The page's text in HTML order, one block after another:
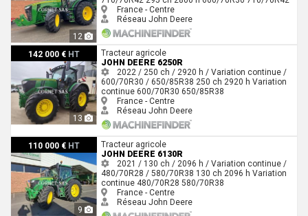
12
France - Centre
Réseau John Deere
142 000 € HT
13
John Deere 6250R
Tracteur agricole
JOHN DEERE 6250R
2022 / 250 ch / 2920 h / Variation continue /
600/70R30 / 650/85R38 250 ch 2920 h Variation
continue 600/70R30 650/85R38
France - Centre
Réseau John Deere
110 000 € HT
9
John Deere 6130R
Tracteur agricole
JOHN DEERE 6130R
2021 / 130 ch / 2096 h / Variation continue /
480/70R28 / 580/70R38 130 ch 2096 h Variation
continue 480/70R28 580/70R38
France - Centre
Réseau John Deere